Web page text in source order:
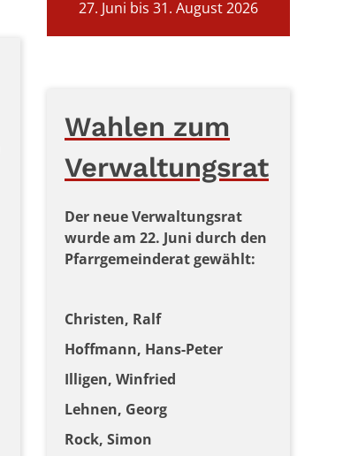
27. Juni bis 31. August 2026
Wahlen zum
Verwaltungsrat
Der neue Verwaltungsrat
wurde am 22. Juni durch den
Pfarrgemeinderat gewählt:
Christen, Ralf
Hoffmann, Hans-Peter
Illigen, Winfried
Lehnen, Georg
Rock, Simon